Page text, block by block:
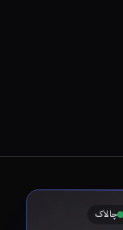
چالاک